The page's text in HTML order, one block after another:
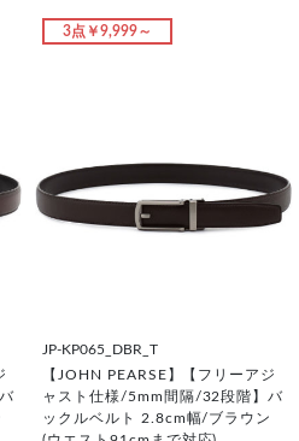
3点￥9,999～
JP-KP065_DBR_T
【JOHN PEARSE】【フリーアジ
ャスト仕様/5mm間隔/32段階】バ
ックルベルト 2.8cm幅/ブラウン